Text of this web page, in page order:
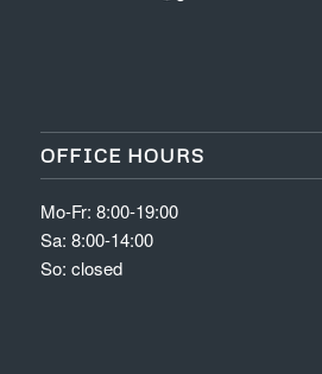
OFFICE HOURS
Mo-Fr: 8:00-19:00
Sa: 8:00-14:00
So: closed